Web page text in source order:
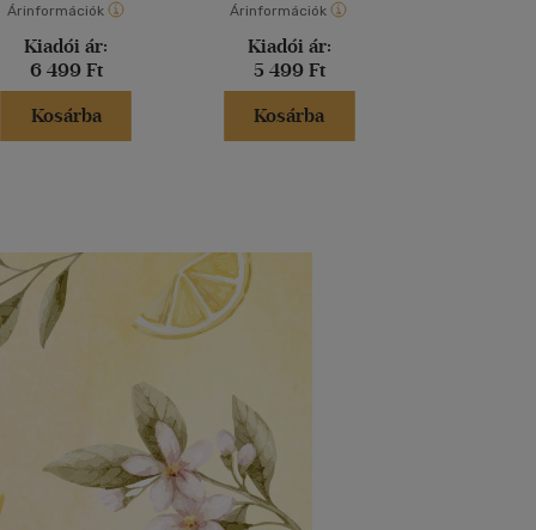
Árinformációk
Kiadói ár:
6 499 Ft
Kosárba
Árinformációk
Kiadói ár:
5 499 Ft
Kosárba